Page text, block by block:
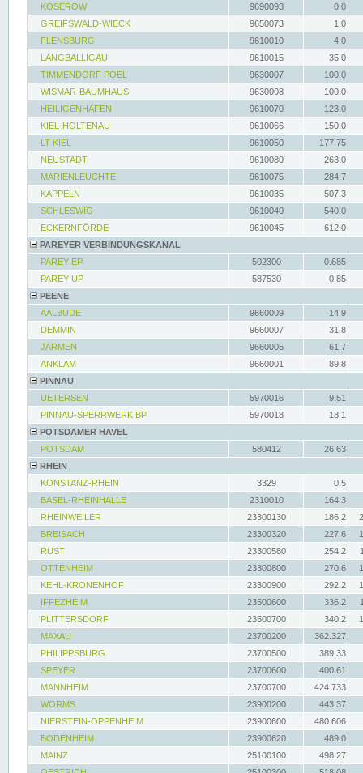
KOSEROW
9690093
0.0
GREIFSWALD-WIECK
9650073
1.0
FLENSBURG
9610010
4.0
LANGBALLIGAU
9610015
35.0
TIMMENDORF POEL
9630007
100.0
WISMAR-BAUMHAUS
9630008
100.0
HEILIGENHAFEN
9610070
123.0
KIEL-HOLTENAU
9610066
150.0
LT KIEL
9610050
177.75
NEUSTADT
9610080
263.0
MARIENLEUCHTE
9610075
284.7
KAPPELN
9610035
507.3
SCHLESWIG
9610040
540.0
ECKERNFÖRDE
9610045
612.0
PAREYER VERBINDUNGSKANAL
PAREY EP
502300
0.685
PAREY UP
587530
0.85
PEENE
AALBUDE
9660009
14.9
DEMMIN
9660007
31.8
JARMEN
9660005
61.7
ANKLAM
9660001
89.8
PINNAU
UETERSEN
5970016
9.51
PINNAU-SPERRWERK BP
5970018
18.1
POTSDAMER HAVEL
POTSDAM
580412
26.63
RHEIN
KONSTANZ-RHEIN
3329
0.5
BASEL-RHEINHALLE
2310010
164.3
RHEINWEILER
23300130 186.2
BREISACH
23300320 227.6
RUST
23300580 254.2
OTTENHEIM
23300800 270.6
KEHL-KRONENHOF
23300900 292.2
IFFEZHEIM
23500600 336.2
PLITTERSDORF
23500700 340.2
MAXAU
23700200
362.327
PHILIPPSBURG
23700500
389.33
SPEYER
23700600
400.61
MANNHEIM
23700700
424.733
WORMS
23900200
443.37
NIERSTEIN-OPPENHEIM
23900600
480.606
BODENHEIM
23900620
489.0
MAINZ
25100100
498.27